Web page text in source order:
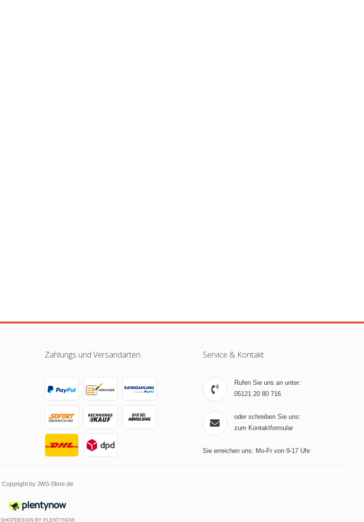
Zahlungs und Versandarten Service & Kontakt
Rufen Sie uns an unter:
05121 20 80 716
oder schreiben Sie uns:
zum Kontaktformular
Sie erreichen uns: Mo-Fr von 9-17 Uhr
Copyright by JWS-Store.de
SHOPDESIGN BY PLENTYNOW